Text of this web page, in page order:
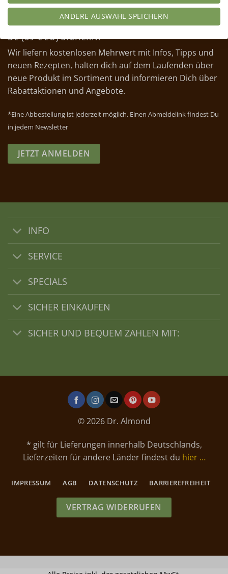
JETZT ZUM NEWSLETTER ANMELDEN UND 10 %
RABATTGUTSCHEIN & GRATIS-LIEFERUNG AB 49 €
DE (69 € EU) SICHERN!*
Wir liefern kostenlosen Mehrwert mit Infos, Tipps und
neuen Rezepten, halten dich auf dem Laufenden über
neue Produkt im Sortiment und informieren Dich über
Rabattaktionen und Angebote.
*Eine Abbestellung ist jederzeit möglich. Einen Abmeldelink findest Du
in jedem Newsletter
JETZT ANMELDEN
INFO
SERVICE
SPECIALS
SICHER EINKAUFEN
SICHER UND BEQUEM ZAHLEN MIT:
© 2026 Dr. Almond
* gilt für Lieferungen innerhalb Deutschlands,
Lieferzeiten für andere Länder findest du hier …
IMPRESSUM AGB DATENSCHUTZ BARRIEREFREIHEIT
VERTRAG WIDERRUFEN
ANDERE AUSWAHL SPEICHERN